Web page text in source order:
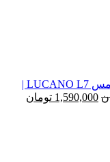
قاب ریموت طرح هرمس LUCANO L7 |
قیمت
1,590,000 تومان